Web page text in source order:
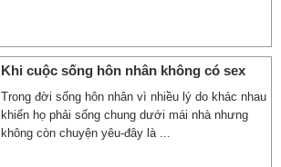
Khi cuộc sống hôn nhân không có sex
Trong đời sống hôn nhân vì nhiều lý do khác nhau
khiến họ phải sống chung dưới mái nhà nhưng
không còn chuyện yêu-đây là ...